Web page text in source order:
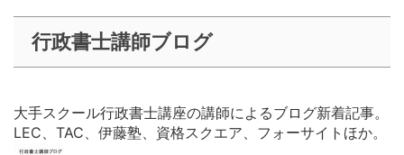
行政書士講師ブログ
大手スクール行政書士講座の講師によるブログ新着記事。
LEC、TAC、伊藤塾、資格スクエア、フォーサイトほか。